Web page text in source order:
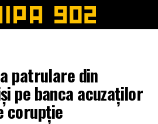
patrulare din
pe banca acuzaților
corupție